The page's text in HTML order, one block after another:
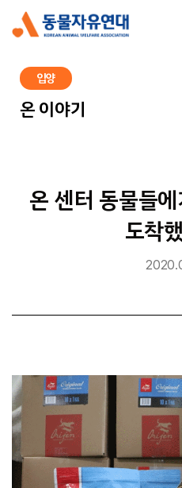
입양
온 이야기
온 센터 동물들
도착